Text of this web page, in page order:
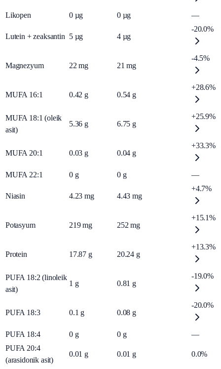
Likopen 0 µg 0 µg —
Lutein + zeaksantin 5 µg 4 µg
-20.0%
Magnezyum 22 mg 21 mg
-4.5%
MUFA 16:1 0.42 g 0.54 g
+28.6%
MUFA 18:1 (oleik
asit)
5.36 g 6.75 g
+25.9%
MUFA 20:1 0.03 g 0.04 g
+33.3%
MUFA 22:1 0 g 0 g —
Niasin 4.23 mg 4.43 mg
+4.7%
Potasyum 219 mg 252 mg
+15.1%
Protein 17.87 g 20.24 g
+13.3%
PUFA 18:2 (linoleik
asit)
1 g 0.81 g
-19.0%
PUFA 18:3 0.1 g 0.08 g
-20.0%
PUFA 18:4 0 g 0 g
—
PUFA 20:4
(arasidonik asit)
0.01 g 0.01 g 0.0%